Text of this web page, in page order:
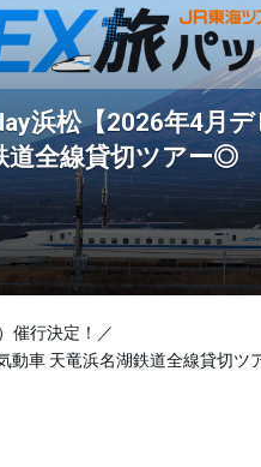
浜松【2026年4月
道全線貸切ツアー◎
催行決定！／
車 天竜浜名湖鉄道全線貸切ツ